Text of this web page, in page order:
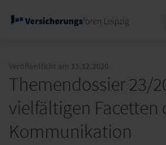
Veröffentlicht am 15.12.2020
Themendossier 23/
vielfältigen Facetten
Kommunikation